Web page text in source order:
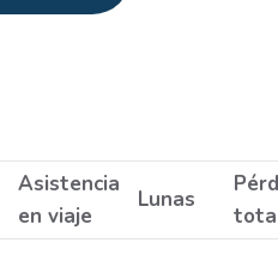
Asistencia
en viaje
Lunas